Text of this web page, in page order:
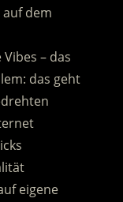
dem
– das
das geht
eigene